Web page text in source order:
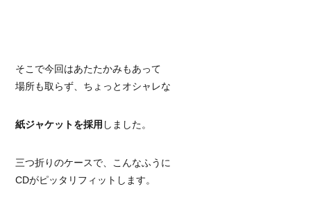
そこで今回はあたたかみもあって
場所も取らず、ちょっとオシャレな
紙ジャケットを採用 しました。
三つ折りのケースで、こんなふうに
CDがピッタリフィットします。